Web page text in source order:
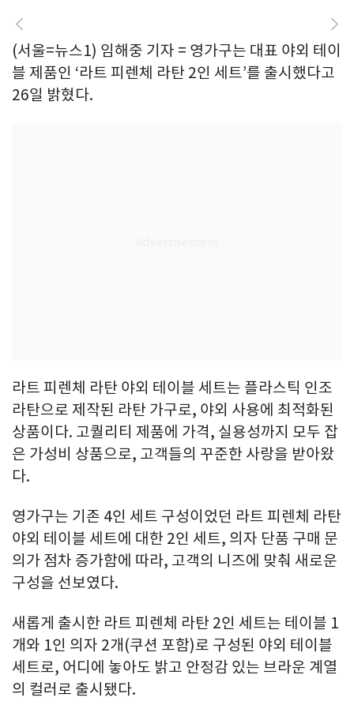
(서울=뉴스1) 임해중 기자 = 영가구는 대표 야외 테이
블 제품인 ‘라트 피렌체 라탄 2인 세트’를 출시했다고
26일 밝혔다.
라트 피렌체 라탄 야외 테이블 세트는 플라스틱 인조
라탄으로 제작된 라탄 가구로, 야외 사용에 최적화된
상품이다. 고퀄리티 제품에 가격, 실용성까지 모두 잡
은 가성비 상품으로, 고객들의 꾸준한 사랑을 받아왔
다.
영가구는 기존 4인 세트 구성이었던 라트 피렌체 라탄
야외 테이블 세트에 대한 2인 세트, 의자 단품 구매 문
의가 점차 증가함에 따라, 고객의 니즈에 맞춰 새로운
구성을 선보였다.
새롭게 출시한 라트 피렌체 라탄 2인 세트는 테이블 1
개와 1인 의자 2개(쿠션 포함)로 구성된 야외 테이블
세트로, 어디에 놓아도 밝고 안정감 있는 브라운 계열
의 컬러로 출시됐다.